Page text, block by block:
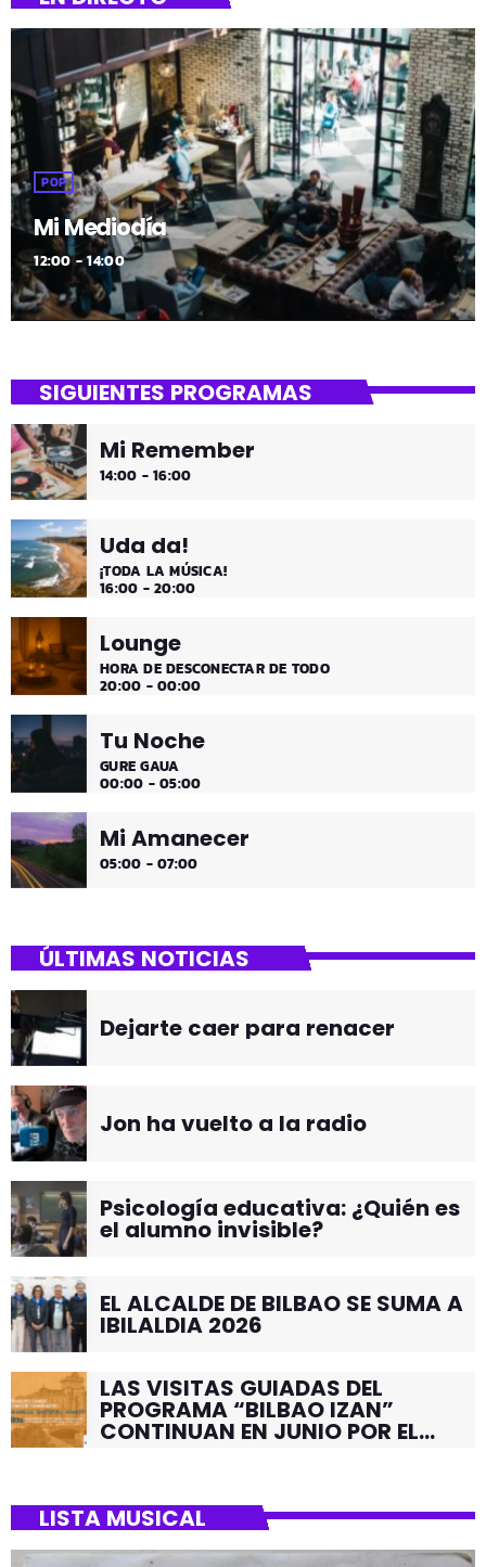
POP
Mi Mediodía
12:00 - 14:00
SIGUIENTES PROGRAMAS
Mi Remember
14:00 - 16:00
Uda da!
¡TODA LA MÚSICA!
16:00 - 20:00
Lounge
HORA DE DESCONECTAR DE TODO
20:00 - 00:00
Tu Noche
GURE GAUA
00:00 - 05:00
Mi Amanecer
05:00 - 07:00
ÚLTIMAS NOTICIAS
Dejarte caer para renacer
Jon ha vuelto a la radio
Psicología educativa: ¿Quién es
el alumno invisible?
EL ALCALDE DE BILBAO SE SUMA A
IBILALDIA 2026
LAS VISITAS GUIADAS DEL
PROGRAMA “BILBAO IZAN”
CONTINUAN EN JUNIO POR EL
LISTA MUSICAL